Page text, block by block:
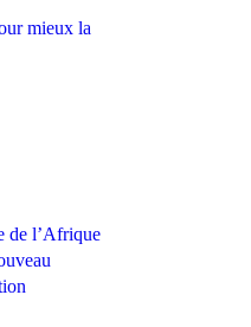
mieux la
de l’Afrique